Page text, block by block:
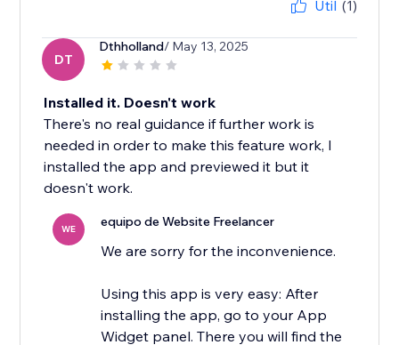
Útil (1)
DT
Dthholland/ May 13, 2025
Installed it. Doesn't work
There's no real guidance if further work is
needed in order to make this feature work, I
installed the app and previewed it but it
doesn't work.
WE equipo de Website Freelancer
We are sorry for the inconvenience.
Using this app is very easy: After
installing the app, go to your App
Widget panel. There you will find the